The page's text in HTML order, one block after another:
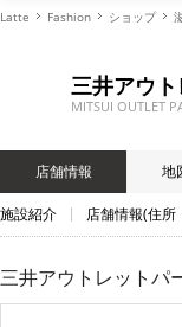
Latte Fashion ショップ
三井アウ
MITSUI OUTLET
店舗情報 地
施設紹介 店舗情報(住所
三井アウトレットパ